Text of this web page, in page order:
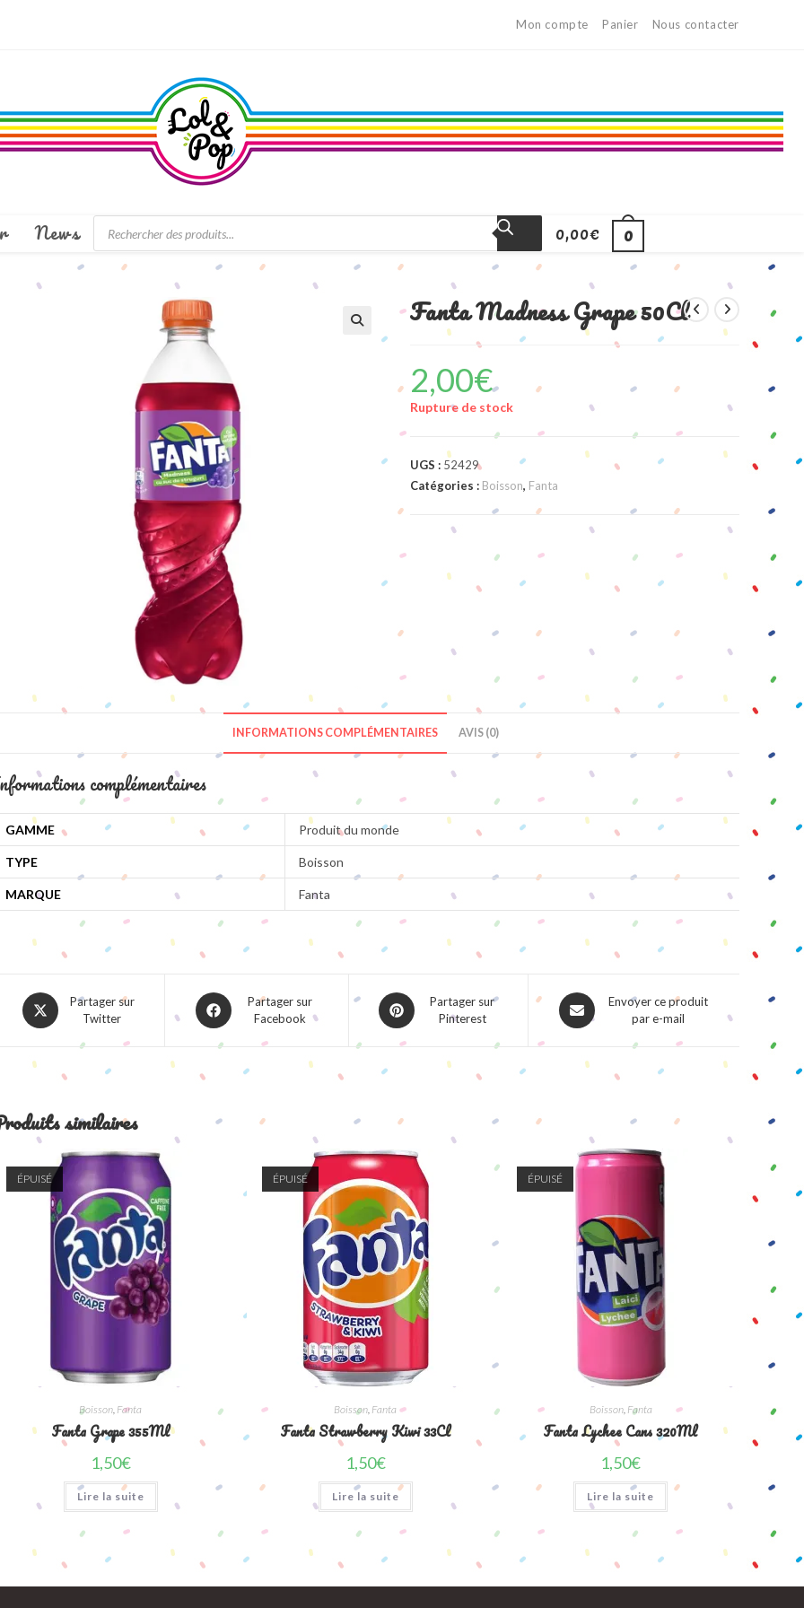
Mon compte Panier Nous contacter
News
de
produits
0,00€ 0
Fanta Madness Grape 50Cl
2,00€
Rupture de stock
UGS : 52429
Catégories : Boisson, Fanta
INFORMATIONS COMPLÉMENTAIRES AVIS (0)
complémentaires
GAMME Produit du monde
TYPE Boisson
MARQUE Fanta
Opens
in
new
window
Partager sur
Twitter
Opens
in
window
Partager sur
Facebook
Opens
in
window
Partager sur
Pinterest
Opens
in
Envoyer ce produit
par e-mail
similaires
ÉPUISÉ
Boisson, Fanta
Fanta Grape 355Ml
1,50€
Lire la suite
ÉPUISÉ
Boisson, Fanta
Fanta Strawberry Kiwi 33Cl
1,50€
Lire la suite
ÉPUISÉ
Boisson, Fanta
Fanta Lychee Cans 320Ml
1,50€
Lire la suite